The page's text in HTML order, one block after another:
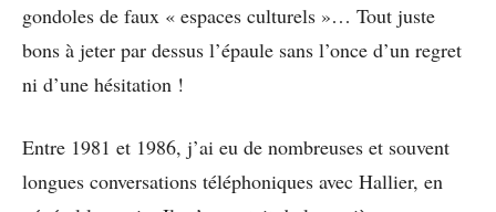
gondoles de faux « espaces culturels »… Tout juste
bons à jeter par dessus l’épaule sans l’once d’un regret
ni d’une hésitation !
Entre 1981 et 1986, j’ai eu de nombreuses et souvent
longues conversations téléphoniques avec Hallier, en